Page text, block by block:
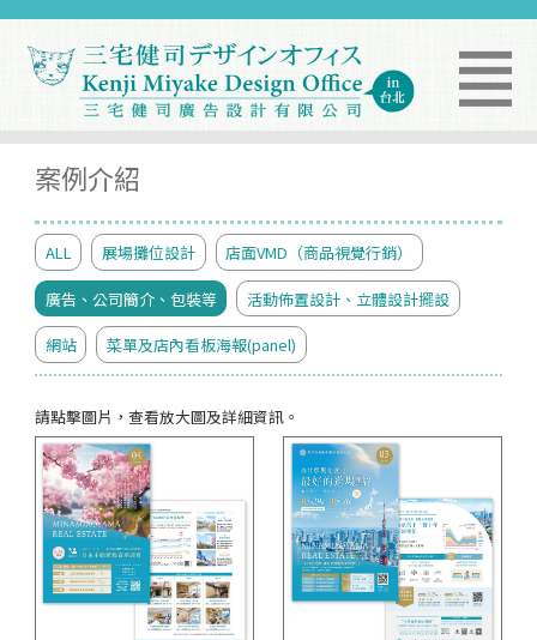
案例介紹
ALL 展場攤位設計 店面VMD（商品視覺行銷）
廣告、公司簡介、包裝等 活動佈置設計、立體設計擺設
網站 菜單及店內看板海報(panel)
請點擊圖片，查看放大圖及詳細資訊。